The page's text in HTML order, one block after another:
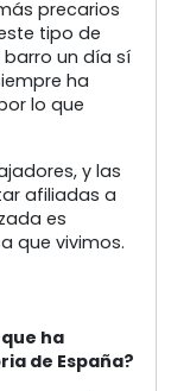
precarios
tipo de
un día sí
ha
lo que
y las
afiliadas a
es
que vivimos.
ha
de España?